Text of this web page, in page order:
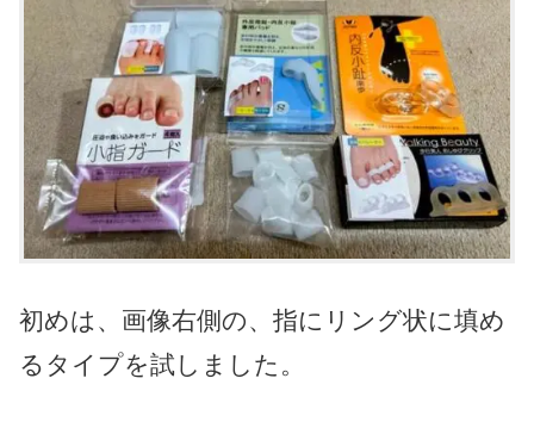
初めは、画像右側の、指にリング状に填め
るタイプを試しました。